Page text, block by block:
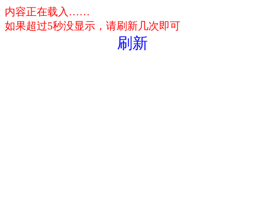
内容正在载入……
如果超过5秒没显示，请刷新几次即可
刷新